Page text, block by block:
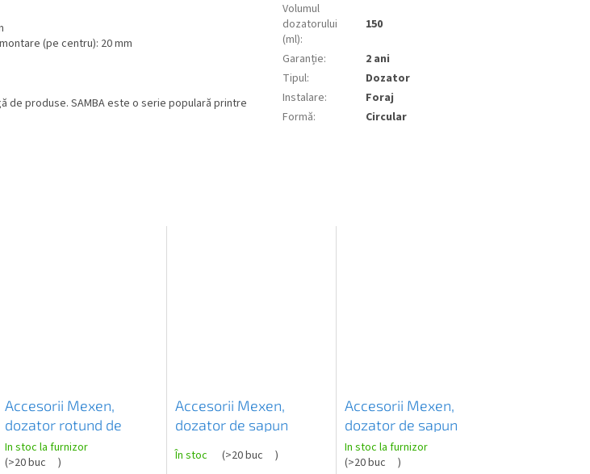
(pe centru): 20 mm
de produse. SAMBA este o serie populară printre
Volumul
dozatorului
(ml):
150
Garanție:
2 ani
Tipul:
Dozator
Instalare:
Foraj
Formă: Circular
Accesorii Mexen,
dozator rotund de
sapun, crom, 70622-00
In stoc la furnizor
(>20 buc )
Accesorii Mexen,
dozator de sapun
70507388-00
În stoc (>20 buc )
Accesorii Mexen,
dozator de sapun
TIBER, crom, 7050540-
00
In stoc la furnizor
(>20 buc )